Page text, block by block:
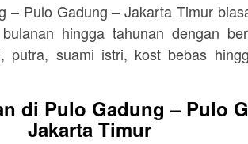
– Pulo Gadung – Jakarta Timur
hingga tahunan dengan
putra, suami istri, kost bebas
di Pulo Gadung – Pulo
Jakarta Timur